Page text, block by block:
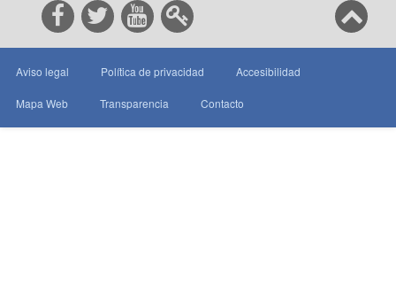
Aviso legal Política de privacidad Accesibilidad
Mapa Web Transparencia Contacto